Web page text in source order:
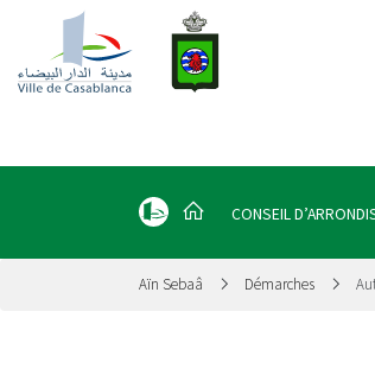
CONSEIL
Aïn Sebaâ Démarches